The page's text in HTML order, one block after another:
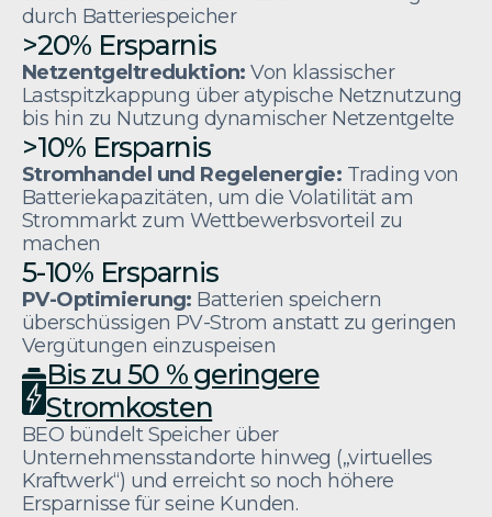
durch Batteriespeicher
>20% Ersparnis
Netzentgeltreduktion: Von klassischer
Lastspitzkappung über atypische Netznutzung
bis hin zu Nutzung dynamischer Netzentgelte
>10% Ersparnis
Stromhandel und Regelenergie: Trading von
Batteriekapazitäten, um die Volatilität am
Strommarkt zum Wettbewerbsvorteil zu
machen
5-10% Ersparnis
PV-Optimierung: Batterien speichern
überschüssigen PV-Strom anstatt zu geringen
Vergütungen einzuspeisen
Bis zu 50 % geringere
Stromkosten
BEO bündelt Speicher über
Unternehmensstandorte hinweg („virtuelles
Kraftwerk“) und erreicht so noch höhere
Ersparnisse für seine Kunden.